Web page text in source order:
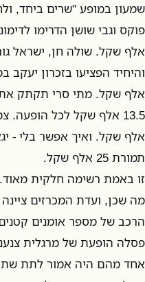
אלף שקל. שולה חן, ישראל
אלף שקל. מתי סרי תקתק את
אלף שקל. ואיך אפשר בלי -
תמורת 25 אלף שקל.
זו באמת רשימה חלקית
מה שכן, ועדת המכרזים
הרכב של מספר אומנים
פסלה הופעת של מרגלית